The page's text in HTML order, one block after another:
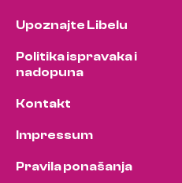
Upoznajte Libelu
Politika ispravaka i
nadopuna
Kontakt
Impressum
Pravila ponašanja